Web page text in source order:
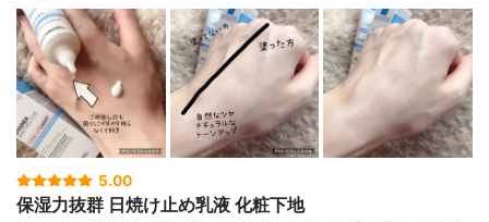
5.00
保湿力抜群 日焼け止め乳液 化粧下地